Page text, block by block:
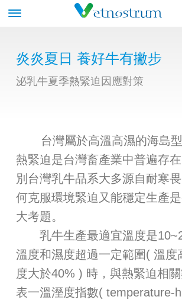
炎炎夏日 養好牛有撇步
泌乳牛夏季熱緊迫因應對策
台灣屬於高溫高濕的海島型
熱緊迫是台灣畜產業中普遍存
別台灣乳牛品系大多源自耐寒
何克服環境緊迫又能穩定生產
大考題。
乳牛生產最適宜溫度是
溫度和濕度超過一定範圍( 溫
度大於40% ) 時，與熱緊迫相
表一溫溼度指數( temperature-